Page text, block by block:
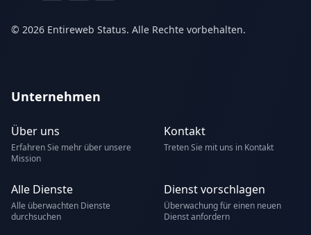
© 2026 Entireweb Status. Alle Rechte vorbehalten.
Unternehmen
Über uns
Erfahren Sie mehr über unsere
Mission
Kontakt
Treten Sie mit uns in Kontakt
Alle Dienste
Alle überwachten Dienste
durchsuchen
Dienst vorschlagen
Überwachung für einen neuen
Dienst anfordern